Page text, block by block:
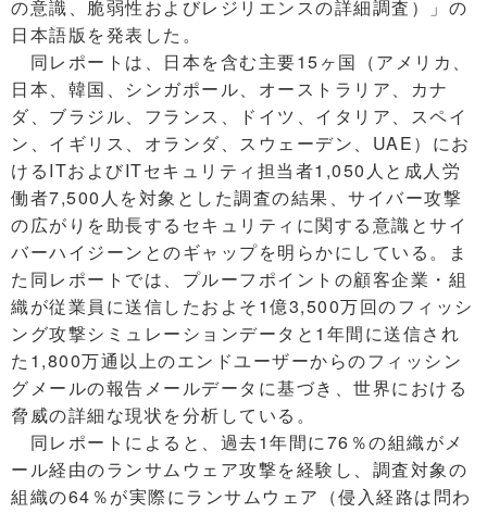
の意識、脆弱性およびレジリエンスの詳細調査）」の
日本語版を発表した。
同レポートは、日本を含む主要15ヶ国（アメリカ、
日本、韓国、シンガポール、オーストラリア、カナ
ダ、ブラジル、フランス、ドイツ、イタリア、スペイ
ン、イギリス、オランダ、スウェーデン、UAE）にお
けるITおよびITセキュリティ担当者1,050人と成人労
働者7,500人を対象とした調査の結果、サイバー攻撃
の広がりを助長するセキュリティに関する意識とサイ
バーハイジーンとのギャップを明らかにしている。ま
た同レポートでは、プルーフポイントの顧客企業・組
織が従業員に送信したおよそ1億3,500万回のフィッシ
ング攻撃シミュレーションデータと1年間に送信され
た1,800万通以上のエンドユーザーからのフィッシン
グメールの報告メールデータに基づき、世界における
脅威の詳細な現状を分析している。
同レポートによると、過去1年間に76％の組織がメ
ール経由のランサムウェア攻撃を経験し、調査対象の
組織の64％が実際にランサムウェア（侵入経路は問わ